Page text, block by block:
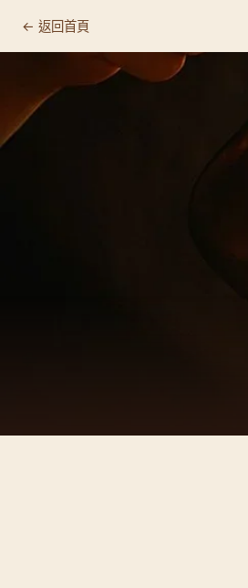
← 返回首頁